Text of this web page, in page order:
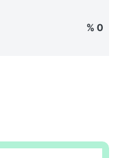
% 0